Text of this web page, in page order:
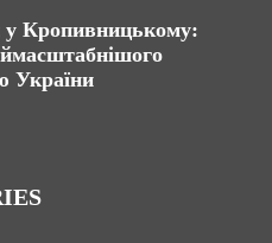
у Кропивницькому:
України